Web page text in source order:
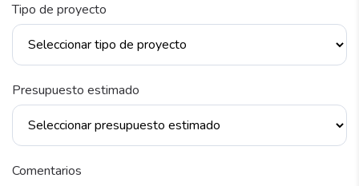
Tipo de proyecto
Presupuesto estimado
Comentarios